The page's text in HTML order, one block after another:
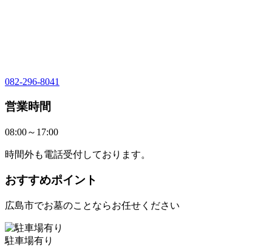
082-296-8041
営業時間
08:00～17:00
時間外も電話受付しております。
おすすめポイント
広島市でお墓のことならお任せください
駐車場有り